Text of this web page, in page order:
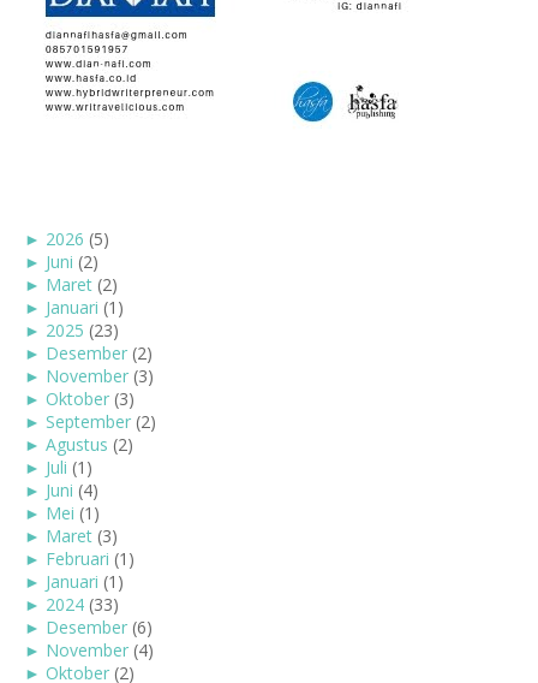
► 2026 (5)
► Juni (2)
► Maret (2)
► Januari (1)
► 2025 (23)
► Desember (2)
► November (3)
► Oktober (3)
► September (2)
► Agustus (2)
► Juli (1)
► Juni (4)
► Mei (1)
► Maret (3)
► Februari (1)
► Januari (1)
► 2024 (33)
► Desember (6)
► November (4)
► Oktober (2)